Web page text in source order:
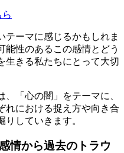
ら
テーマに感じるかもしれま
能性のあるこの感情とどう
生きる私たちにとって大切
「心の闇」をテーマに、
れにおける捉え方や向き合
していきます。
情から過去のトラウ